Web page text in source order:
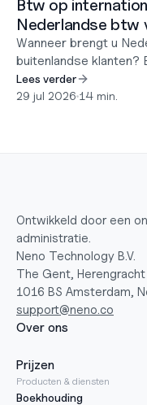
Btw op
Nederlandse btw
Wanneer brengt u
buitenlandse klanten?
matrix,
10.000 euro.
Lees verder
29 jul 2026•14 min.
Ontwikkeld door een
administratie.
Neno Technology B.V.
The Gent,
1016 BS Amsterdam,
support@neno.co
Over ons
Prijzen
Producten & diensten
Boekhouding